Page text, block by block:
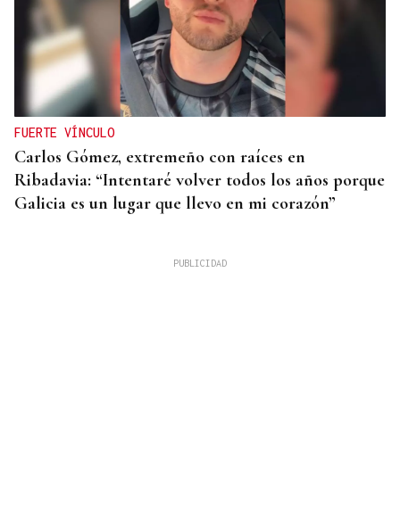
FUERTE VÍNCULO
Carlos Gómez, extremeño con raíces en
Ribadavia: “Intentaré volver todos los años porque
Galicia es un lugar que llevo en mi corazón”